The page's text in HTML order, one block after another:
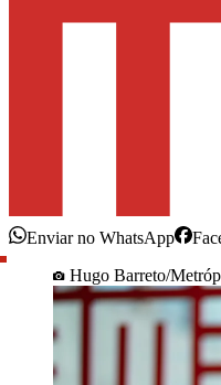
Enviar no WhatsApp
Hugo Barreto/